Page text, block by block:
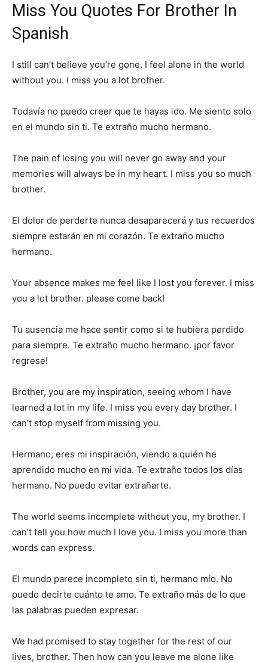
Miss You Quotes For Brother In
Spanish
I still can’t believe you’re gone. I feel alone in the world
without you. I miss you a lot brother.
Todavía no puedo creer que te hayas ido. Me siento solo
en el mundo sin ti. Te extraño mucho hermano.
The pain of losing you will never go away and your
memories will always be in my heart. I miss you so much
brother.
El dolor de perderte nunca desaparecerá y tus recuerdos
siempre estarán en mi corazón. Te extraño mucho
hermano.
Your absence makes me feel like I lost you forever. I miss
you a lot brother. please come back!
Tu ausencia me hace sentir como si te hubiera perdido
para siempre. Te extraño mucho hermano. ¡por favor
regrese!
Brother, you are my inspiration, seeing whom I have
learned a lot in my life. I miss you every day brother. I
can’t stop myself from missing you.
Hermano, eres mi inspiración, viendo a quién he
aprendido mucho en mi vida. Te extraño todos los días
hermano. No puedo evitar extrañarte.
The world seems incomplete without you, my brother. I
can’t tell you how much I love you. I miss you more than
words can express.
El mundo parece incompleto sin ti, hermano mío. No
puedo decirte cuánto te amo. Te extraño más de lo que
las palabras pueden expresar.
We had promised to stay together for the rest of our
lives, brother. Then how can you leave me alone like